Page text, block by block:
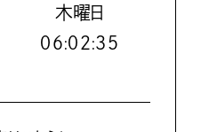
木曜日
０６:０２:３６